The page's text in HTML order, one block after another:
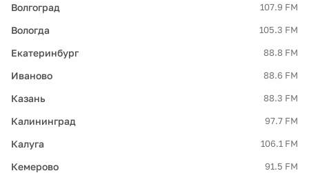
Волгоград 107.9 FM
Вологда 105.3 FM
Екатеринбург 88.8 FM
Иваново 88.6 FM
Казань 88.3 FM
Калининград 97.7 FM
Калуга 106.1 FM
Кемерово 91.5 FM